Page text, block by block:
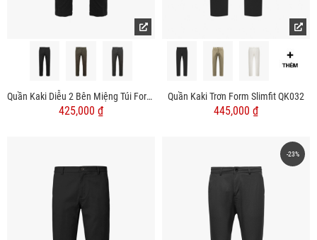
Quần Kaki Diễu 2 Bên Miệng Túi Form Slimfit QK031
425,000 ₫
Quần Kaki Trơn Form Slimfit QK032
445,000 ₫
-23%